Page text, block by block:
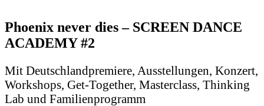
Phoenix never dies – SCREEN DANCE
ACADEMY #2
Mit Deutschlandpremiere, Ausstellungen, Konzert,
Workshops, Get-Together, Masterclass, Thinking
Lab und Familienprogramm